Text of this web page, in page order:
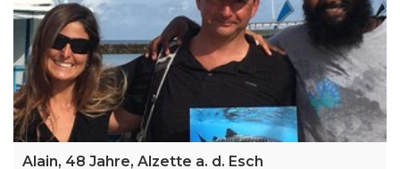
Alain, 48 Jahre, Alzette a. d. Esch